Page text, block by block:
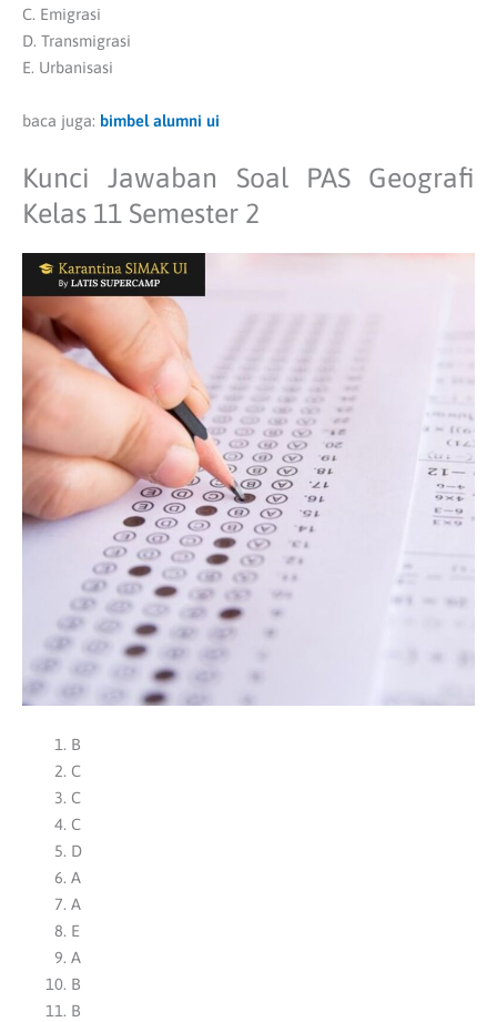
C. Emigrasi
D. Transmigrasi
E. Urbanisasi
baca juga: bimbel alumni ui
Kunci Jawaban Soal PAS Geografi
Kelas 11 Semester 2
B
C
C
C
D
A
A
E
A
B
B